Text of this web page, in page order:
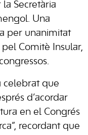
Secretària
Una
per unanimitat
Comitè Insular,
celebrat que
d’acordar
en el Congrés
recordant que